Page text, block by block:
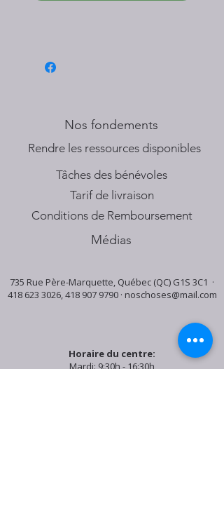
Nos fondements
​Rendre les ressources disponibles
Tâches des bénévoles
Tarif de livraison
Conditions de Remboursement
Médias
735 Rue Père-Marquette, Québec (QC) G1S 3C1 ·
418 623 3026,418 907 9790· noschoses@mail.com
Horaire du centre:
Mardi: 9:30h - 16:30h